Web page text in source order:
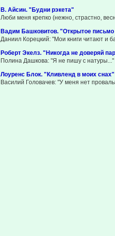
В. Айсин. "Будни рэкета"
Люби меня крепко (нежно, страстно,
Вадим Башковитов. "Открытое
Даниил Корецкий: "Мои книги читают и
Роберт Экелз. "Никогда не доверяй
Полина Дашкова: "Я не пишу с натуры..."
Лоуренс Блок. "Кливленд в моих снах"
Василий Головачев: "У меня нет